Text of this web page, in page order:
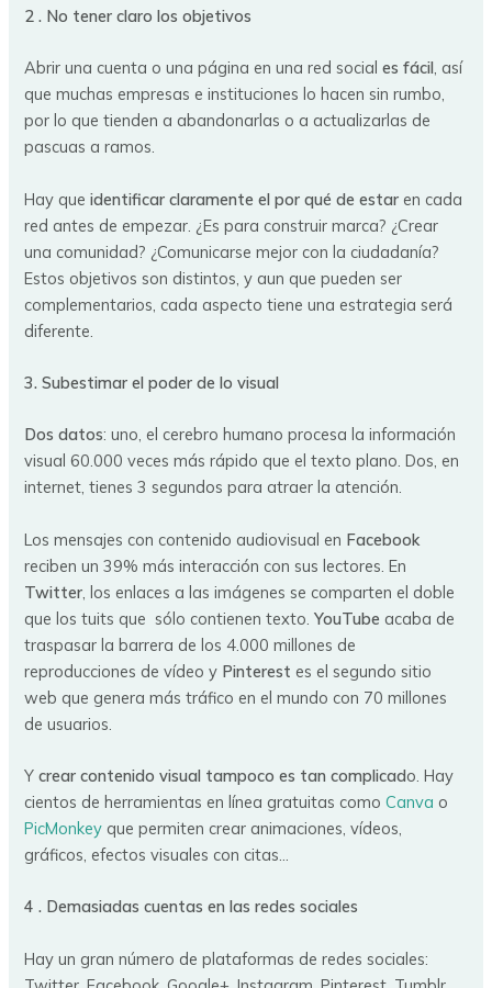
2 . No tener claro los objetivos
Abrir una cuenta o una página en una red sociales fácil, así
que muchas empresas e instituciones lo hacen sin rumbo,
por lo que tienden a abandonarlas o a actualizarlas de
pascuas a ramos.
Hay que identificar claramente el por qué de estar en cada
red antes de empezar. ¿Es para construir marca? ¿Crear
una comunidad? ¿Comunicarse mejor con la ciudadanía?
Estos objetivos son distintos, y aun que pueden ser
complementarios, cada aspecto tiene una estrategia será
diferente.
3. Subestimar el poder de lo visual
Dos datos: uno, el cerebro humano procesa la información
visual 60.000 veces más rápido que el texto plano. Dos, en
internet, tienes 3 segundos para atraer la atención.
Los mensajes con contenido audiovisual en Facebook
reciben un 39% más interacción con sus lectores. En
Twitter , los enlaces a las imágenes se comparten el doble
que los tuits que sólo contienen texto.YouTube acaba de
traspasar la barrera de los 4.000 millones de
reproducciones de vídeo y Pinterest es el segundo sitio
web que genera más tráfico en el mundo con 70 millones
de usuarios.
Ycrear contenido visual tampoco es tan complicado. Hay
cientos de herramientas en línea gratuitas comoCanva o
PicMonkey que permiten crear animaciones, vídeos,
gráficos, efectos visuales con citas…
4 . Demasiadas cuentas en las redes sociales
Hay un gran número de plataformas de redes sociales: